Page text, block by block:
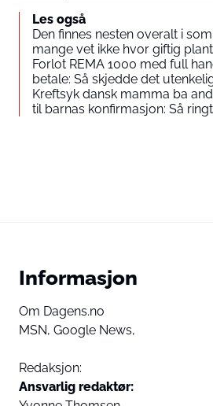
Du godtar å vise eksternt
kan bli sendt til leverandøren av
Les også
Den finnes nesten overalt i
mange vet ikke hvor giftig
Forlot REMA 1000 med full
betale: Så skjedde det
Kreftsyk dansk mamma ba
til barnas konfirmasjon: Så
Informasjon
Om Dagens.no
MSN, Google News,
Redaksjon:
Ansvarlig redaktør: